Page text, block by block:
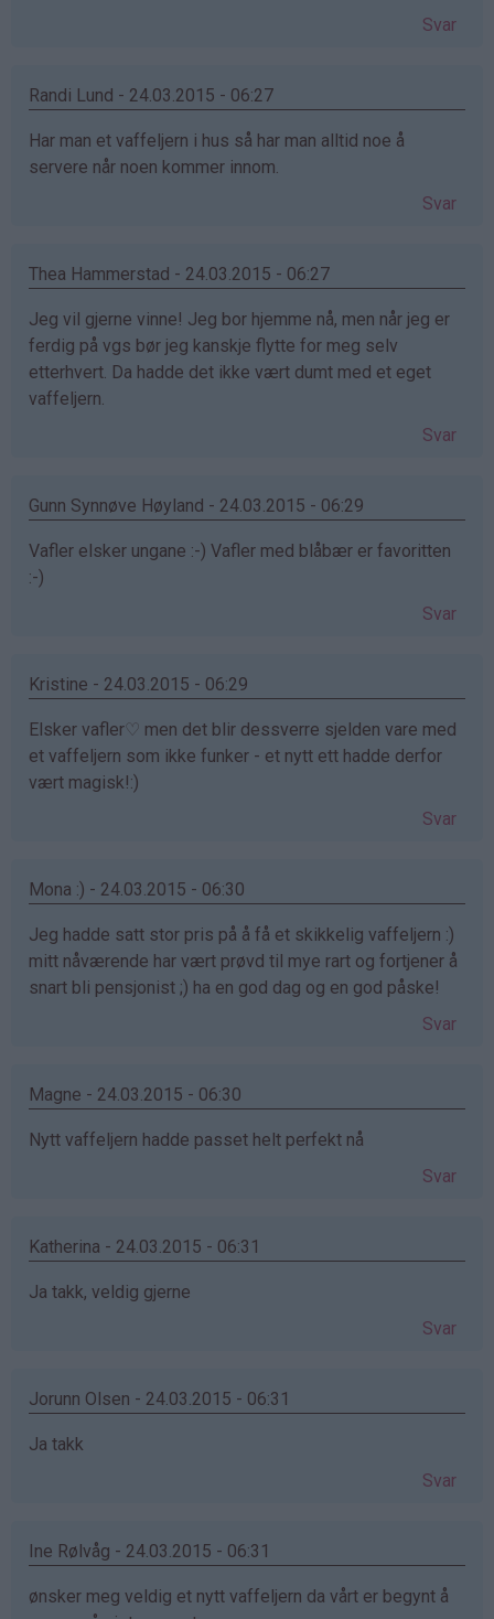
Svar
Randi Lund - 24.03.2015 - 06:27
Har man et vaffeljern i hus så har man alltid noe å
servere når noen kommer innom.
Svar
Thea Hammerstad - 24.03.2015 - 06:27
Jeg vil gjerne vinne! Jeg bor hjemme nå, men når jeg er
ferdig på vgs bør jeg kanskje flytte for meg selv
etterhvert. Da hadde det ikke vært dumt med et eget
vaffeljern.
Svar
Gunn Synnøve Høyland - 24.03.2015 - 06:29
Vafler elsker ungane :-) Vafler med blåbær er favoritten
:-)
Svar
Kristine - 24.03.2015 - 06:29
Elsker vafler♡ men det blir dessverre sjelden vare med
et vaffeljern som ikke funker - et nytt ett hadde derfor
vært magisk!:)
Svar
Mona :) - 24.03.2015 - 06:30
Jeg hadde satt stor pris på å få et skikkelig vaffeljern :)
mitt nåværende har vært prøvd til mye rart og fortjener å
snart bli pensjonist ;) ha en god dag og en god påske!
Svar
Magne - 24.03.2015 - 06:30
Nytt vaffeljern hadde passet helt perfekt nå
Svar
Katherina - 24.03.2015 - 06:31
Ja takk, veldig gjerne
Svar
Jorunn Olsen - 24.03.2015 - 06:31
Ja takk
Svar
Ine Rølvåg - 24.03.2015 - 06:31
ønsker meg veldig et nytt vaffeljern da vårt er begynt å